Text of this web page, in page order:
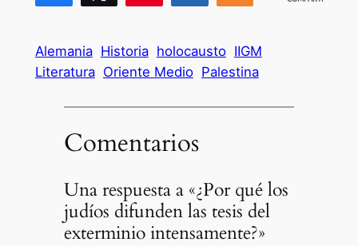
Alemania Historia holocausto IIGM
Literatura Oriente Medio Palestina
Comentarios
Una respuesta a «¿Por qué los
judíos difunden las tesis del
exterminio intensamente?»